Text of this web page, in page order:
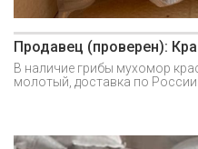
Продавец (проверен):
В наличие грибы мухомор
молотый, доставка по России.